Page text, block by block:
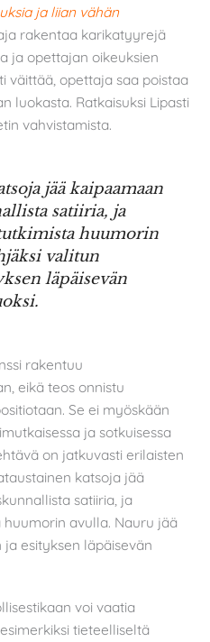
ja liian vähän
rakentaa karikatyyrejä
ja opettajan oikeuksien
väittää, opettaja saa poistaa
luokasta. Ratkaisuksi Lipasti
vahvistamista.
jää kaipaamaan
satiiria, ja
huumorin
valitun
läpäisevän
rakentuu
eikä teos onnistu
Se ei myöskään
ja sotkuisessa
on jatkuvasti erilaisten
katsoja jää
satiiria, ja
avulla. Nauru jää
esityksen läpäisevän
voi vaatia
tieteelliseltä